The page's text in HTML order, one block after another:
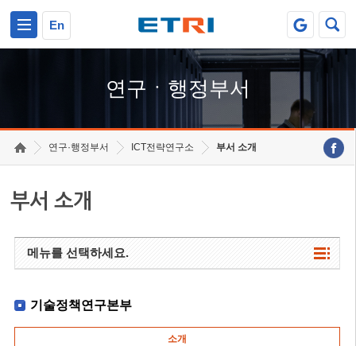
En
연구ㆍ행정부서
연구·행정부서 ICT전략연구소 부서 소개
부서 소개
메뉴를 선택하세요.
기술정책연구본부
소개